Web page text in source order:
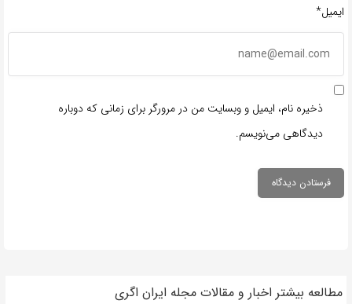
ایمیل*
ذخیره نام، ایمیل و وبسایت من در مرورگر برای زمانی که دوباره
دیدگاهی می‌نویسم.
مطالعه بیشتر اخبار و مقالات مجله ایران اگری